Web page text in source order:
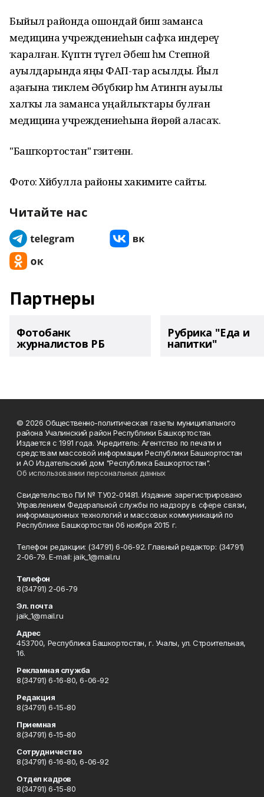
Быйыл районда ошондай биш заманса
медицина учреждениеһын сафҡа индереү
ҡаралған. Күптән түгел Әбеш һәм Степной
ауылдарында яңы ФАП-тар асылды. Йыл
аҙағына тиклем Әбүбәкир һәм Атингән ауылы
халҡы ла заманса уңайлыҡтары булған
медицина учреждениеһына йөрөй аласаҡ.
"Башҡортостан" гәзитенән.
Фото: Хәйбулла районы хакимиәте сайты.
Читайте нас
Партнеры
Фотобанк
журналистов РБ
Рубрика "Еда и
напитки"
© 2026 Общественно-политическая газеты муниципального
района Учалинский район Республики Башкортостан.
Издается с 1991 года. Учредитель: Агентство по печати и
средствам массовой информации Республики Башкортостан
и АО Издательский дом "Республика Башкортостан".
Об использовании персональных данных
Свидетельство ПИ № ТУ02-01481. Издание зарегистрировано
Управлением Федеральной службы по надзору в сфере связи,
информационных технологий и массовых коммуникаций по
Республике Башкортостан 06 ноября 2015 г.
Телефон редакции: (34791) 6-06-92. Главный редактор: (34791)
2-06-79. Е-mаil: jaik_1@mail.ru
Телефон
8(34791) 2-06-79
Эл. почта
jaik_1@mail.ru
Адрес
453700, Республика Башкортостан, г. Учалы, ул. Строительная,
16.
Рекламная служба
8(34791) 6-16-80, 6-06-92
Редакция
8(34791) 6-15-80
Приемная
8(34791) 6-15-80
Сотрудничество
8(34791) 6-16-80, 6-06-92
Отдел кадров
8(34791) 6-15-80